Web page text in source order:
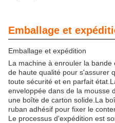
Emballage et
Emballage et expédition
La machine à enrouler la
de haute qualité pour s'assurer
toute sécurité et en parfait
enveloppée dans de la mousse
une boîte de carton solide.La
ruban adhésif pour fixer le
Le processus d'expédition est